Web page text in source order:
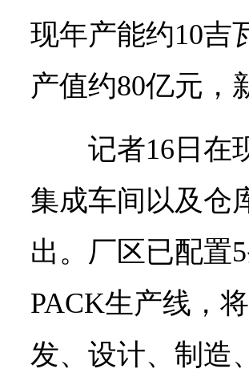
现年产能约10吉
产值约80亿元，
记者16日在
集成车间以及仓
出。厂区已配置
PACK生产线，
发、设计、制造